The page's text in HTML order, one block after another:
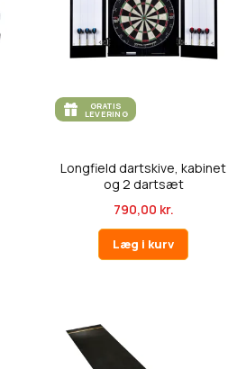
GRATIS
LEVERING
Longfield dartskive, kabinet
og 2 dartsæt
790,00 kr.
Læg i kurv